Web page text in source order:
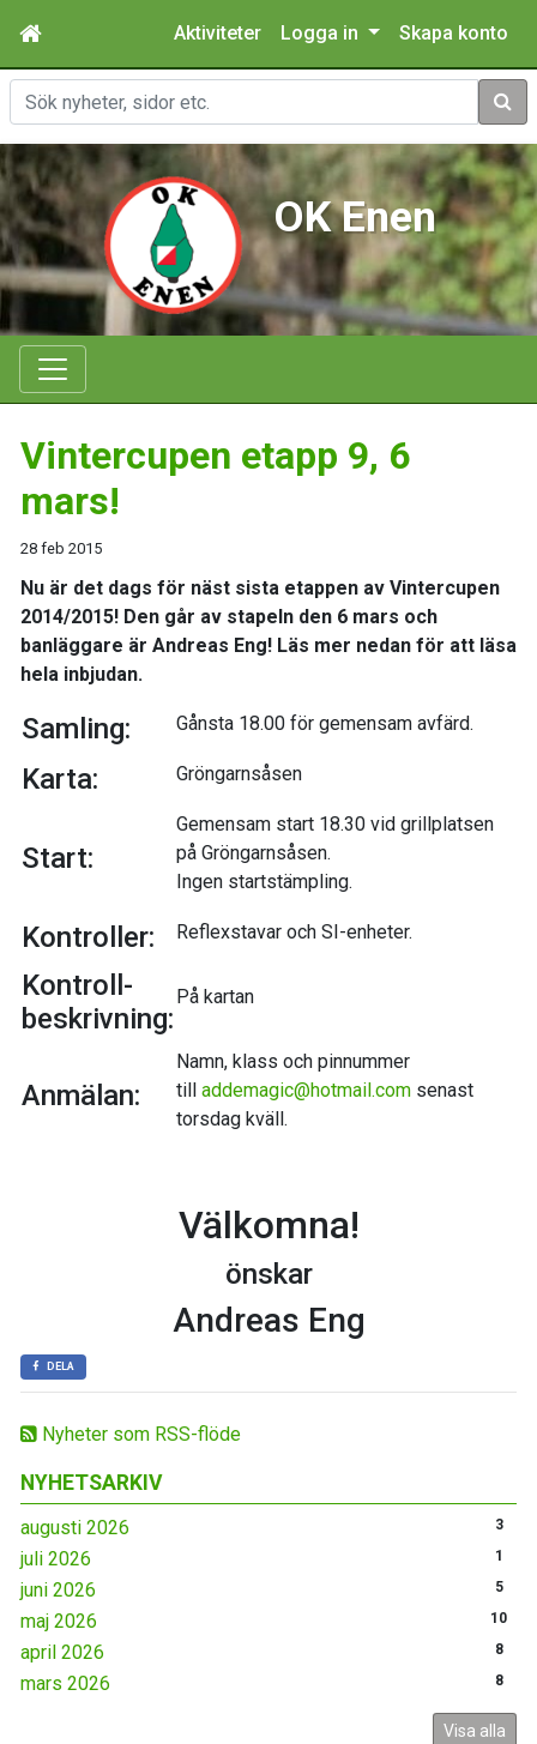
Aktiviteter Logga in Skapa konto
Sök
OK Enen
Nyheter som RSS-flöde
NYHETSARKIV
augusti 2026 3
juli 2026 1
juni 2026 5
maj 2026 10
april 2026 8
mars 2026 8
Visa alla
Vintercupen etapp 9, 6
mars!
28 feb 2015
Nu är det dags för näst sista etappen av Vintercupen
2014/2015! Den går av stapeln den 6 mars och
banläggare är Andreas Eng! Läs mer nedan för att läsa
hela inbjudan.
Samling: Gånsta 18.00 för gemensam avfärd.
Karta: Gröngarnsåsen
Start:
Gemensam start 18.30 vid grillplatsen
på Gröngarnsåsen.
Ingen startstämpling.
Kontroller: Reflexstavar och SI-enheter.
Kontroll-
beskrivning:
På kartan
Anmälan:
Namn, klass och pinnummer
till addemagic@hotmail.com senast
torsdag kväll.
Välkomna!
önskar
Andreas Eng
DELA